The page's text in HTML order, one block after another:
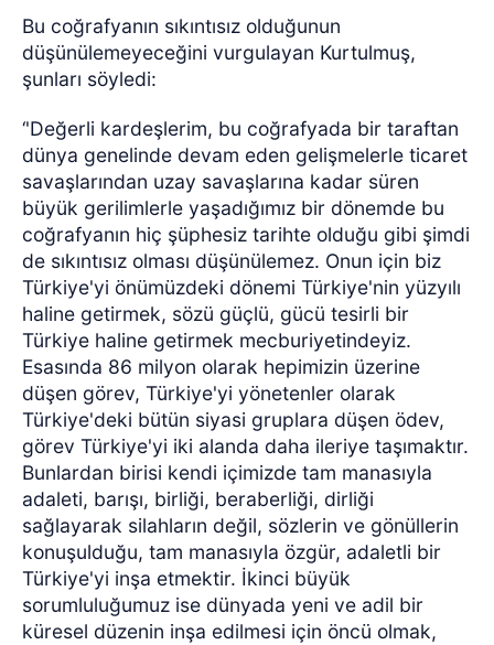
Bu coğrafyanın sıkıntısız olduğunun
düşünülemeyeceğini vurgulayan Kurtulmuş,
şunları söyledi:
‘'Değerli kardeşlerim, bu coğrafyada bir taraftan
dünya genelinde devam eden gelişmelerle ticaret
savaşlarından uzay savaşlarına kadar süren
büyük gerilimlerle yaşadığımız bir dönemde bu
coğrafyanın hiç şüphesiz tarihte olduğu gibi şimdi
de sıkıntısız olması düşünülemez. Onun için biz
Türkiye'yi önümüzdeki dönemi Türkiye'nin yüzyılı
haline getirmek, sözü güçlü, gücü tesirli bir
Türkiye haline getirmek mecburiyetindeyiz.
Esasında 86 milyon olarak hepimizin üzerine
düşen görev, Türkiye'yi yönetenler olarak
Türkiye'deki bütün siyasi gruplara düşen ödev,
görev Türkiye'yi iki alanda daha ileriye taşımaktır.
Bunlardan birisi kendi içimizde tam manasıyla
adaleti, barışı, birliği, beraberliği, dirliği
sağlayarak silahların değil, sözlerin ve gönüllerin
konuşulduğu, tam manasıyla özgür, adaletli bir
Türkiye'yi inşa etmektir. İkinci büyük
sorumluluğumuz ise dünyada yeni ve adil bir
küresel düzenin inşa edilmesi için öncü olmak,